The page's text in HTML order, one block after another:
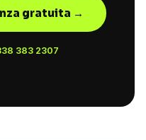
gratuita →
383 2307